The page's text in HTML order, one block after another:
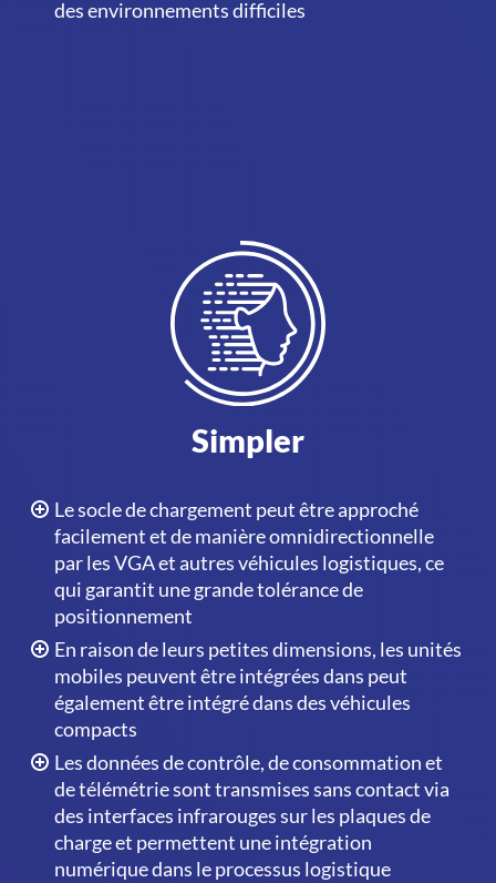
des environnements difficiles
Simpler
Le socle de chargement peut être approché
facilement et de manière omnidirectionnelle
par les VGA et autres véhicules logistiques, ce
qui garantit une grande tolérance de
positionnement
En raison de leurs petites dimensions, les unités
mobiles peuvent être intégrées dans peut
également être intégré dans des véhicules
compacts
Les données de contrôle, de consommation et
de télémétrie sont transmises sans contact via
des interfaces infrarouges sur les plaques de
charge et permettent une intégration
numérique dans le processus logistique